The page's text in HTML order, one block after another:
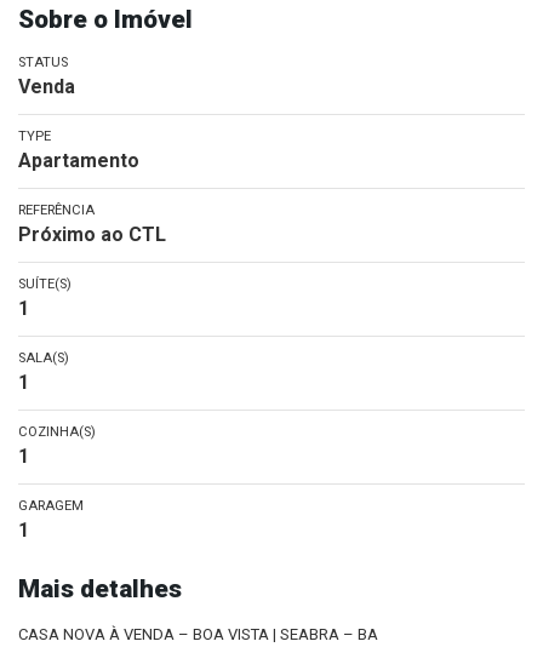
Sobre o Imóvel
STATUS
Venda
TYPE
Apartamento
REFERÊNCIA
Próximo ao CTL
SUÍTE(S)
1
SALA(S)
1
COZINHA(S)
1
GARAGEM
1
Mais detalhes
CASA NOVA À VENDA – BOA VISTA | SEABRA – BA